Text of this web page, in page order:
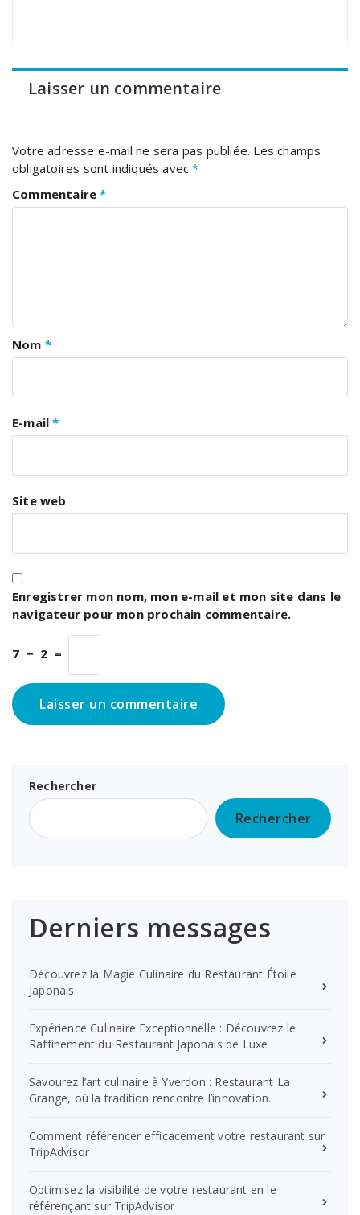
Laisser un commentaire
Votre adresse e-mail ne sera pas publiée. Les champs
obligatoires sont indiqués avec*
Commentaire*
Nom *
E-mail*
Site web
Enregistrer mon nom, mon e-mail et mon site dans le
navigateur pour mon prochain commentaire.
7 − 2 =
Rechercher
Rechercher
Derniers messages
Découvrez la Magie Culinaire du Restaurant Étoile
Japonais
Expérience Culinaire Exceptionnelle : Découvrez le
Raffinement du Restaurant Japonais de Luxe
Savourez l’art culinaire à Yverdon : Restaurant La
Grange, où la tradition rencontre l’innovation.
Comment référencer efficacement votre restaurant sur
TripAdvisor
Optimisez la visibilité de votre restaurant en le
référençant sur TripAdvisor